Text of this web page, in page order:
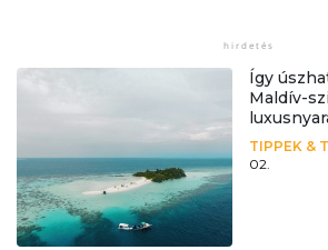
Így
Maldív-
TIPPEK &
02.